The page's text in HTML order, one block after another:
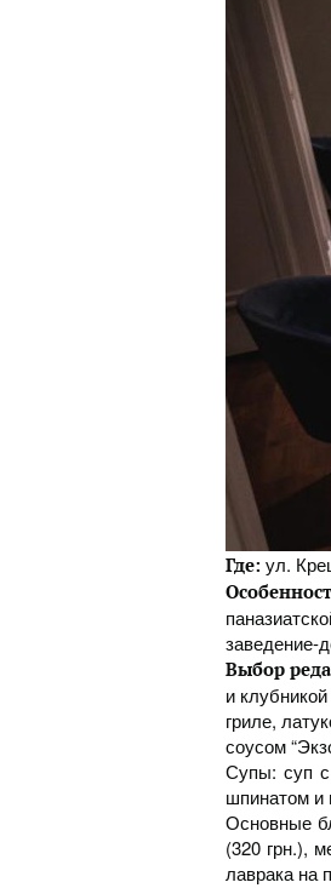
Где: ул.
заведение-
Выбор
и
гриле,
соусом
Супы: суп
шпинатом и
Основные
(320 грн.),
лаврака на